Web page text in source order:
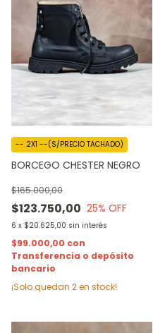
BORCEGO CHESTER NEGRO
$123.750,00
$165.000,00
25% OFF
6 x $20.625,00 sin interés
-- 2X1 --(S/PRECIO TACHADO)
$99.000,00 con
Transferencia o depósito
bancario
¡Solo quedan 2en stock!